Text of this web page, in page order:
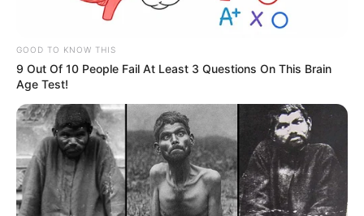
GOOD TO KNOW THIS
9 Out Of 10 People Fail At Least 3 Questions On This Brain
Age Test!